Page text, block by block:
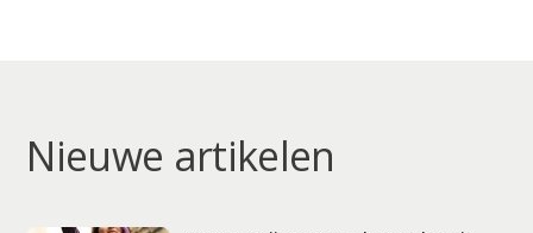
Nieuwe artikelen